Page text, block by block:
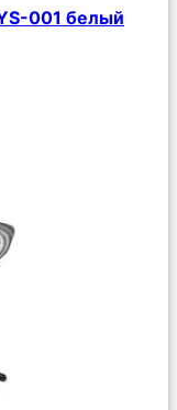
001 белый